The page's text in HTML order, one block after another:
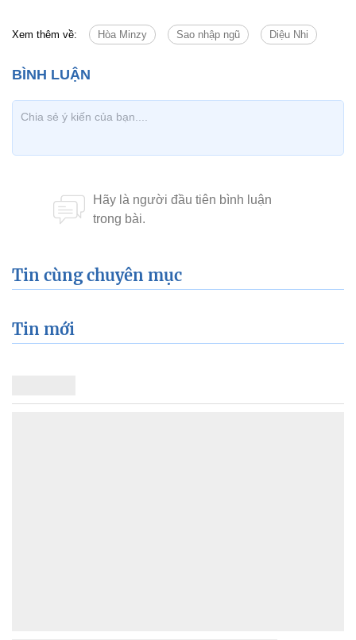
Xem thêm về: Hòa Minzy Sao nhập ngũ Diệu Nhi
Tin cùng chuyên mục
Tin mới